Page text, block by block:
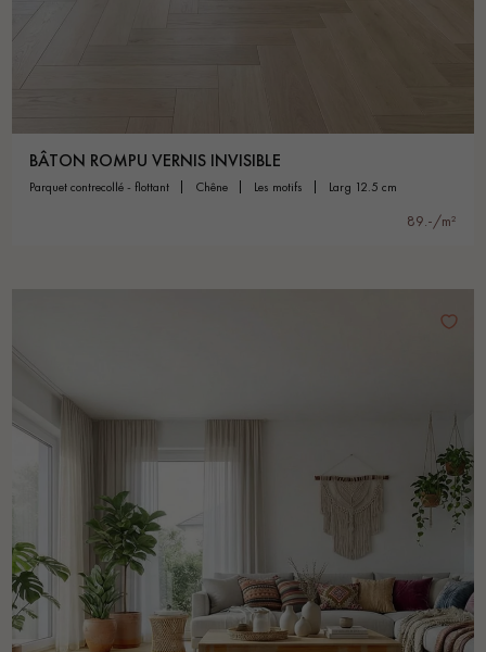
BÂTON ROMPU VERNIS INVISIBLE
parquet contrecollé - flottant chêne les motifs larg 12.5 cm
89.-/m²